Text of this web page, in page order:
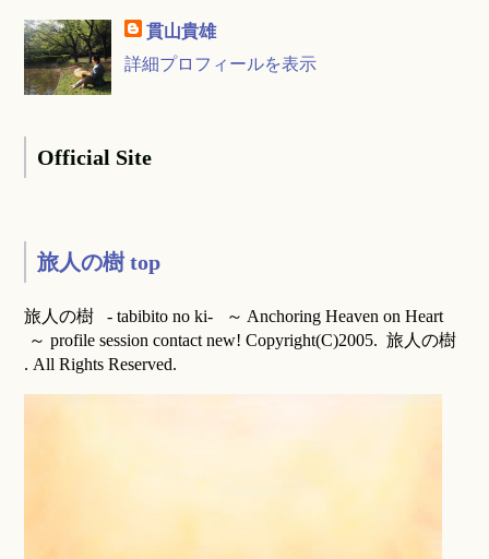
貫山貴雄
詳細プロフィールを表示
Official Site
旅人の樹 top
旅人の樹 - tabibito no ki- ～ Anchoring Heaven on Heart
～ profile session contact new! Copyright(C)2005. 旅人の樹
. All Rights Reserved.